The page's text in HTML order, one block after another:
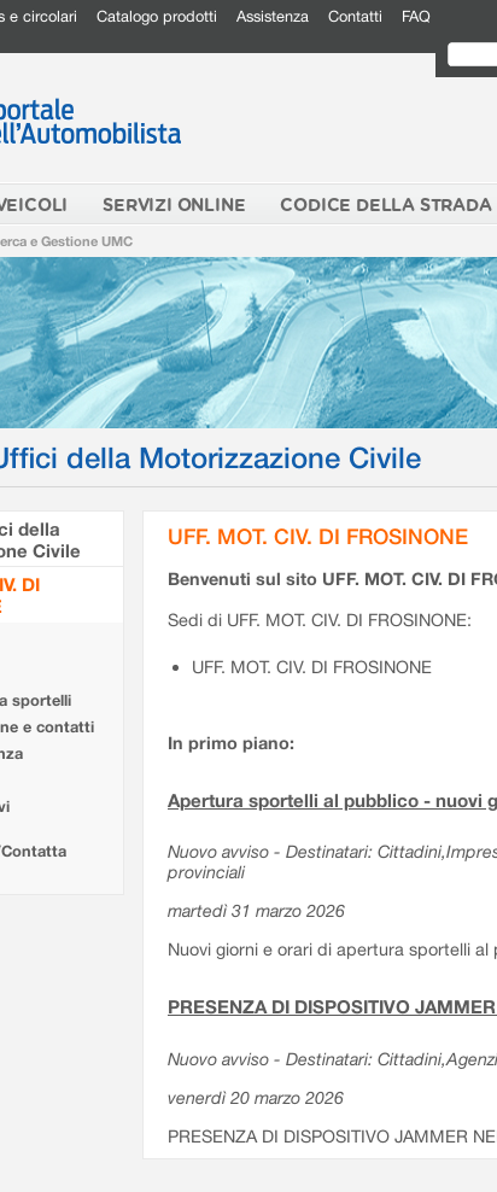
e circolari Catalogo prodotti Assistenza Contatti FAQ
SERVIZI ONLINE CODICE DELLA STRADA
e Gestione UMC
della Motorizzazione Civile
della
Civile
DI
sportelli
e contatti
UFF. MOT. CIV. DI FROSINONE
Benvenuti sul sito UFF. MOT. CIV. DI
Sedi di UFF. MOT. CIV. DI FROSINONE:
UFF. MOT. CIV. DI FROSINONE
In primo piano:
Apertura sportelli al pubblico - nuovi
Nuovo avviso - Destinatari:
provinciali
martedì 31 marzo 2026
Nuovi giorni e orari di apertura sportelli
PRESENZA DI DISPOSITIVO
Nuovo avviso - Destinatari:
venerdì 20 marzo 2026
PRESENZA DI DISPOSITIVO JAMMER